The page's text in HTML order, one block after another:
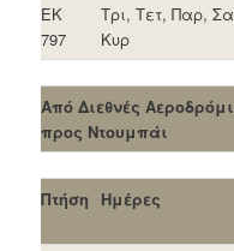
EK
797
Τρι, Τετ, Παρ,
Κυρ
Από Διεθνές
προς Ντουμπάι
Πτήση Ημέρες